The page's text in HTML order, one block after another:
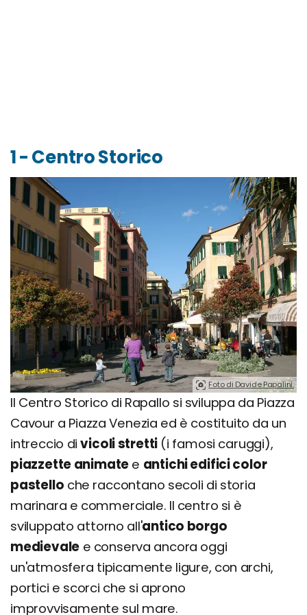
1 - Centro Storico
Foto di Davide Papalini.
Il Centro Storico di Rapallo si sviluppa da Piazza
Cavour a Piazza Venezia ed è costituito da un
intreccio divicoli stretti (i famosi caruggi),
piazzette animate e antichi edifici color
pastello che raccontano secoli di storia
marinara e commerciale. Il centro si è
sviluppato attorno all'antico borgo
medievale e conserva ancora oggi
un'atmosfera tipicamente ligure, con archi,
portici e scorci che si aprono
improvvisamente sul mare.